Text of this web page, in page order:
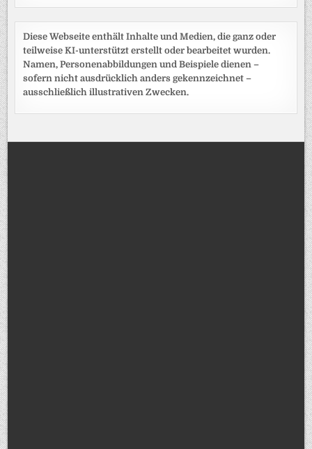
Diese Webseite enthält Inhalte und Medien, die ganz oder
teilweise KI-unterstützt erstellt oder bearbeitet wurden.
Namen, Personenabbildungen und Beispiele dienen –
sofern nicht ausdrücklich anders gekennzeichnet –
ausschließlich illustrativen Zwecken.